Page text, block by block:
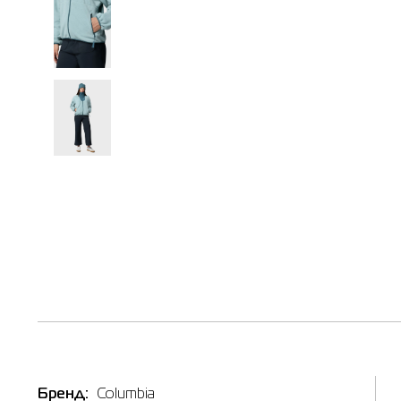
Бренд: Columbia